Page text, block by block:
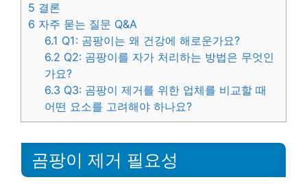
5 결론
6 자주 묻는 질문 Q&A
6.1 Q1: 곰팡이는 왜 건강에 해로운가요?
6.2 Q2: 곰팡이를 자가 처리하는 방법은 무엇인
가요?
6.3 Q3: 곰팡이 제거를 위한 업체를 비교할 때
어떤 요소를 고려해야 하나요?
곰팡이 제거 필요성